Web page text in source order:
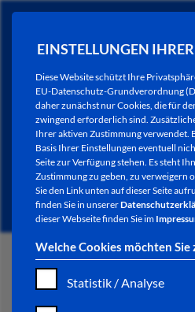
EINSTELLUNGEN
Diese Website schützt Ihre
EU-Datenschutz-Grundverordnung
daher zunächst nur Cookies, die für
zwingend erforderlich sind.
Ihrer aktiven Zustimmung verwendet.
Basis Ihrer Einstellungen eventuell
Seite zur Verfügung stehen. Es steht
Zustimmung zu geben, zu verweigern
Sie den Link unten auf dieser Seite
finden Sie in unserer
dieser Webseite finden Sie im
Welche Cookies möchten Sie
Statistik / Analyse
START